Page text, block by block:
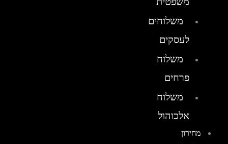
משלוחים
לעסקים
משלוח
פרחים
משלוח
אלכוהול
מחירון